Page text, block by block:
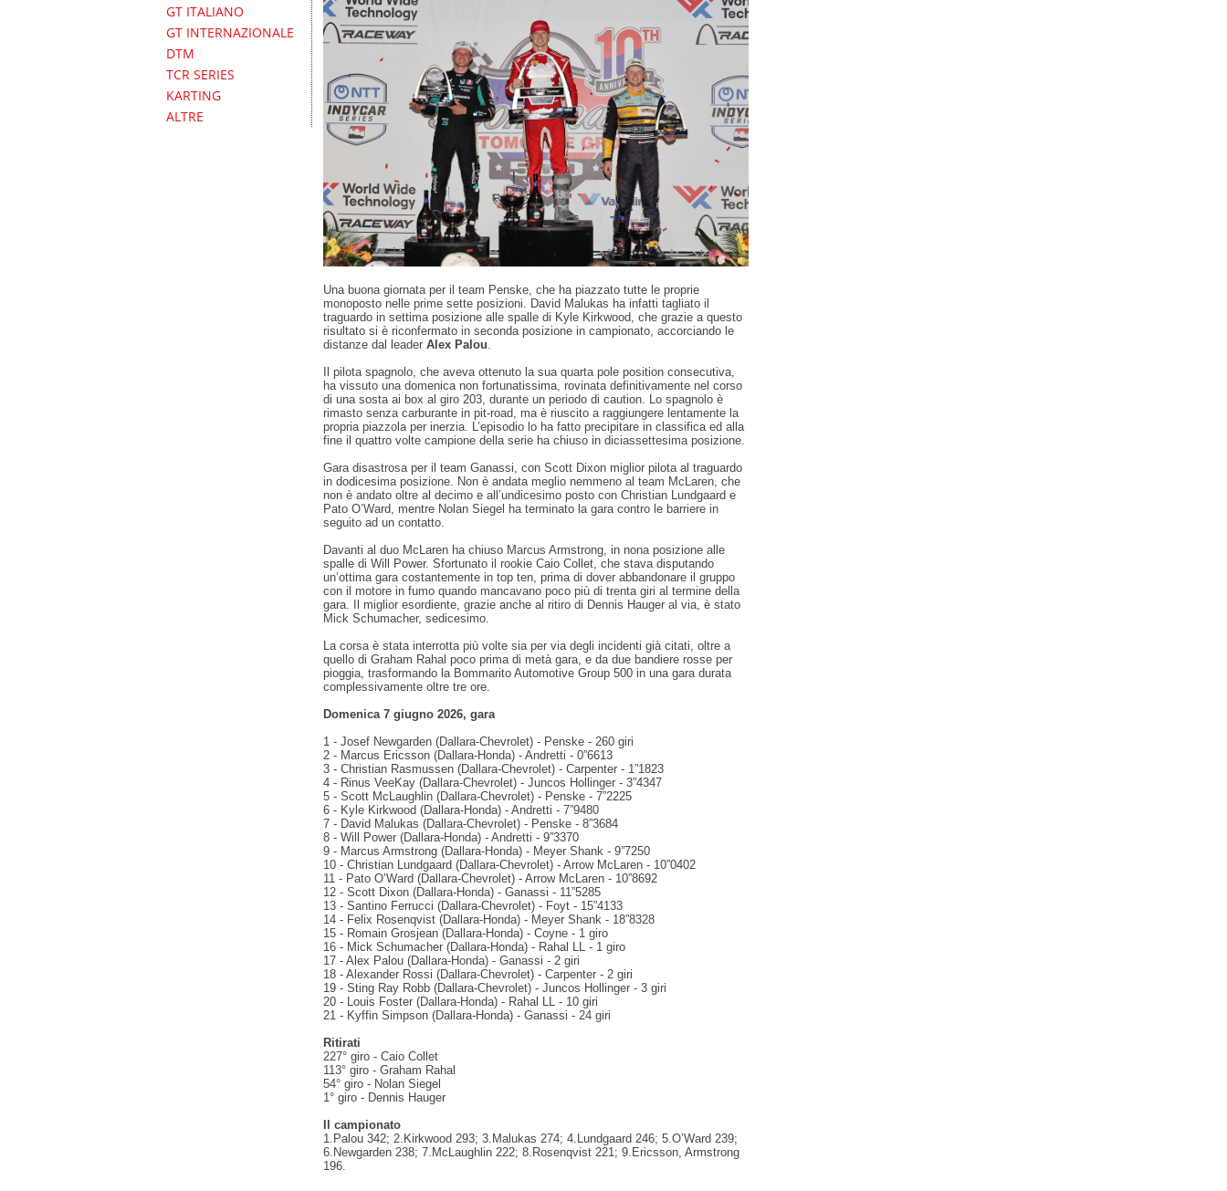
GT ITALIANO
GT INTERNAZIONALE
DTM
TCR SERIES
KARTING
ALTRE
Una buona giornata per il team Penske, che ha piazzato tutte le proprie
monoposto nelle prime sette posizioni. David Malukas ha infatti tagliato il
traguardo in settima posizione alle spalle di Kyle Kirkwood, che grazie a questo
risultato si è riconfermato in seconda posizione in campionato, accorciando le
distanze dal leader Alex Palou.
Il pilota spagnolo, che aveva ottenuto la sua quarta pole position consecutiva,
ha vissuto una domenica non fortunatissima, rovinata definitivamente nel corso
di una sosta ai box al giro 203, durante un periodo di caution. Lo spagnolo è
rimasto senza carburante in pit-road, ma è riuscito a raggiungere lentamente la
propria piazzola per inerzia. L’episodio lo ha fatto precipitare in classifica ed alla
fine il quattro volte campione della serie ha chiuso in diciassettesima posizione.
Gara disastrosa per il team Ganassi, con Scott Dixon miglior pilota al traguardo
in dodicesima posizione. Non è andata meglio nemmeno al team McLaren, che
non è andato oltre al decimo e all’undicesimo posto con Christian Lundgaard e
Pato O’Ward, mentre Nolan Siegel ha terminato la gara contro le barriere in
seguito ad un contatto.
Davanti al duo McLaren ha chiuso Marcus Armstrong, in nona posizione alle
spalle di Will Power. Sfortunato il rookie Caio Collet, che stava disputando
un’ottima gara costantemente in top ten, prima di dover abbandonare il gruppo
con il motore in fumo quando mancavano poco più di trenta giri al termine della
gara. Il miglior esordiente, grazie anche al ritiro di Dennis Hauger al via, è stato
Mick Schumacher, sedicesimo.
La corsa è stata interrotta più volte sia per via degli incidenti già citati, oltre a
quello di Graham Rahal poco prima di metà gara, e da due bandiere rosse per
pioggia, trasformando la Bommarito Automotive Group 500 in una gara durata
complessivamente oltre tre ore.
Domenica 7 giugno 2026, gara
1 - Josef Newgarden (Dallara-Chevrolet) - Penske - 260 giri
2 - Marcus Ericsson (Dallara-Honda) - Andretti - 0”6613
3 - Christian Rasmussen (Dallara-Chevrolet) - Carpenter - 1”1823
4 - Rinus VeeKay (Dallara-Chevrolet) - Juncos Hollinger - 3”4347
5 - Scott McLaughlin (Dallara-Chevrolet) - Penske - 7”2225
6 - Kyle Kirkwood (Dallara-Honda) - Andretti - 7”9480
7 - David Malukas (Dallara-Chevrolet) - Penske - 8”3684
8 - Will Power (Dallara-Honda) - Andretti - 9”3370
9 - Marcus Armstrong (Dallara-Honda) - Meyer Shank - 9”7250
10 - Christian Lundgaard (Dallara-Chevrolet) - Arrow McLaren - 10”0402
11 - Pato O’Ward (Dallara-Chevrolet) - Arrow McLaren - 10”8692
12 - Scott Dixon (Dallara-Honda) - Ganassi - 11”5285
13 - Santino Ferrucci (Dallara-Chevrolet) - Foyt - 15”4133
14 - Felix Rosenqvist (Dallara-Honda) - Meyer Shank - 18”8328
15 - Romain Grosjean (Dallara-Honda) - Coyne - 1 giro
16 - Mick Schumacher (Dallara-Honda) - Rahal LL - 1 giro
17 - Alex Palou (Dallara-Honda) - Ganassi - 2 giri
18 - Alexander Rossi (Dallara-Chevrolet) - Carpenter - 2 giri
19 - Sting Ray Robb (Dallara-Chevrolet) - Juncos Hollinger - 3 giri
20 - Louis Foster (Dallara-Honda) - Rahal LL - 10 giri
21 - Kyffin Simpson (Dallara-Honda) - Ganassi - 24 giri
Ritirati
227° giro - Caio Collet
113° giro - Graham Rahal
54° giro - Nolan Siegel
1° giro - Dennis Hauger
Il campionato
1.Palou 342; 2.Kirkwood 293; 3.Malukas 274; 4.Lundgaard 246; 5.O’Ward 239;
6.Newgarden 238; 7.McLaughlin 222; 8.Rosenqvist 221; 9.Ericsson, Armstrong
196.